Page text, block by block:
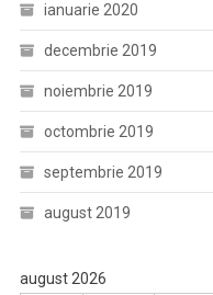
ianuarie 2020
decembrie 2019
noiembrie 2019
octombrie 2019
septembrie 2019
august 2019
august 2026